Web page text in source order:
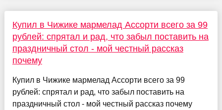
Купил в Чижике мармелад Ассорти всего за 99
рублей: спрятал и рад, что забыл поставить на
праздничный стол - мой честный рассказ
почему
Купил в Чижике мармелад Ассорти всего за 99
рублей: спрятал и рад, что забыл поставить на
праздничный стол - мой честный рассказ почему